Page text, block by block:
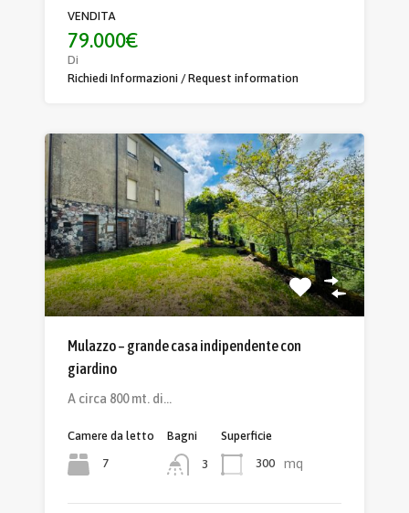
VENDITA
79.000€
Di
Richiedi Informazioni / Request information
Mulazzo – grande casa indipendente con
giardino
A circa 800 mt. di…
Camere da letto
7
Bagni
3
Superficie
300 mq